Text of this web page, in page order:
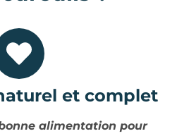
et complet
alimentation pour